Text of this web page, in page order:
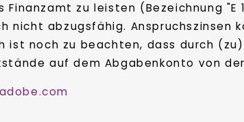
zu leisten (Bezeichnung "E
nicht abzugsfähig. Anspruchszinsen
noch zu beachten, dass durch
auf dem Abgabenkonto von